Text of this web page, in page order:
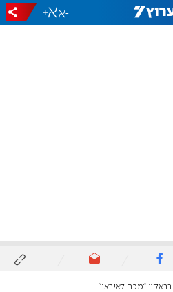
-
+
“מכה לאיראן”